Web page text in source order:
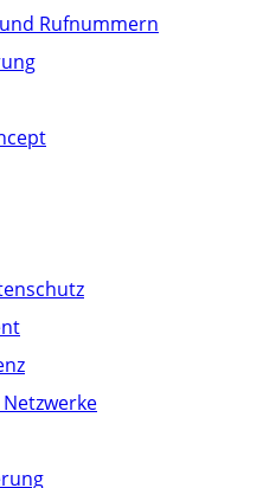
Rufnummern